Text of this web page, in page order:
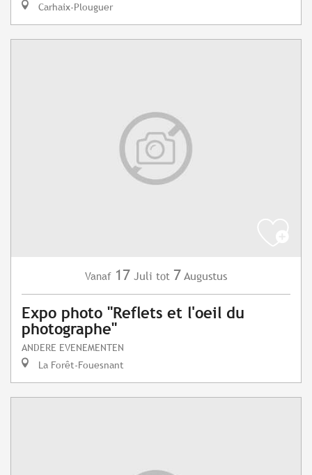
Carhaix-Plouguer
Vanaf 17 Juli tot 7 Augustus
Expo photo "Reflets et l'oeil du
photographe"
ANDERE EVENEMENTEN
La Forêt-Fouesnant